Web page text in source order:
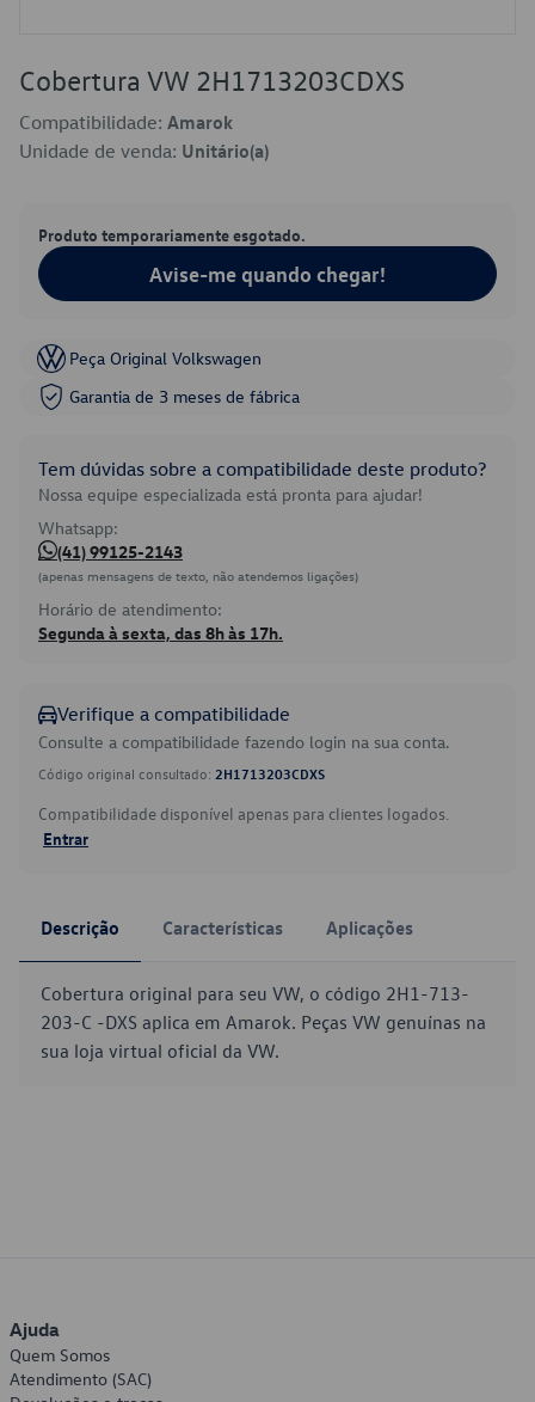
Cobertura VW 2H1713203CDXS
Compatibilidade: Amarok
Unidade de venda: Unitário(a)
Produto temporariamente esgotado.
Avise-me quando chegar!
Peça Original Volkswagen
Garantia de 3 meses de fábrica
Tem dúvidas sobre a compatibilidade deste produto?
Nossa equipe especializada está pronta para ajudar!
Whatsapp:
(41) 99125-2143
(apenas mensagens de texto, não atendemos ligações)
Horário de atendimento:
Segunda à sexta, das 8h às 17h.
Verifique a compatibilidade
Consulte a compatibilidade fazendo login na sua conta.
Código original consultado: 2H1713203CDXS
Compatibilidade disponível apenas para clientes logados.
Entrar
Descrição Características Aplicações
Cobertura original para seu VW, o código 2H1-713-
203-C -DXS aplica em Amarok. Peças VW genuínas na
sua loja virtual oficial da VW.
Ajuda
Quem Somos
Atendimento (SAC)